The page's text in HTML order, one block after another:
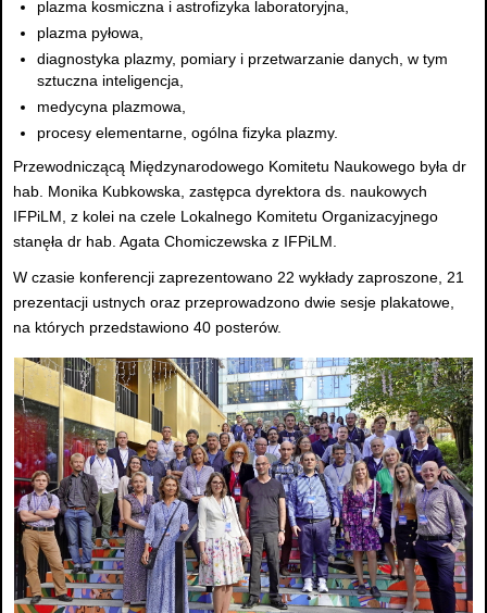
plazma kosmiczna i astrofizyka laboratoryjna,
plazma pyłowa,
diagnostyka plazmy, pomiary i przetwarzanie danych, w tym
sztuczna inteligencja,
medycyna plazmowa,
procesy elementarne, ogólna fizyka plazmy.
Przewodniczącą Międzynarodowego Komitetu Naukowego była dr
hab. Monika Kubkowska, zastępca dyrektora ds. naukowych
IFPiLM, z kolei na czele Lokalnego Komitetu Organizacyjnego
stanęła dr hab. Agata Chomiczewska z IFPiLM.
W czasie konferencji zaprezentowano 22 wykłady zaproszone, 21
prezentacji ustnych oraz przeprowadzono dwie sesje plakatowe,
na których przedstawiono 40 posterów.